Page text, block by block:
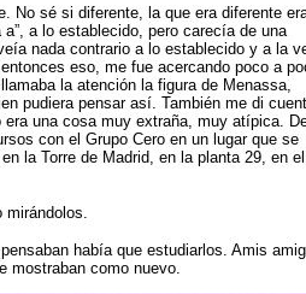
No sé si diferente, la que era diferente
a lo establecido, pero carecía de una
nada contrario a lo establecido y a la
eso, me fue acercando poco a
la atención la figura de Menassa,
pudiera pensar así. También me di
una cosa muy extraña, muy atípica.
con el Grupo Cero en un lugar que se
la Torre de Madrid, en la planta 29, en el
mirándolos.
había que estudiarlos. Amis
mostraban como nuevo.